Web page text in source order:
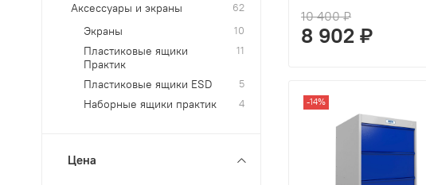
10 400 ₽
8 902 ₽
-14%
Аксессуары и экраны 62
Экраны 10
Пластиковые ящики
Практик
11
Пластиковые ящики ESD 5
Наборные ящики практик 4
Цена